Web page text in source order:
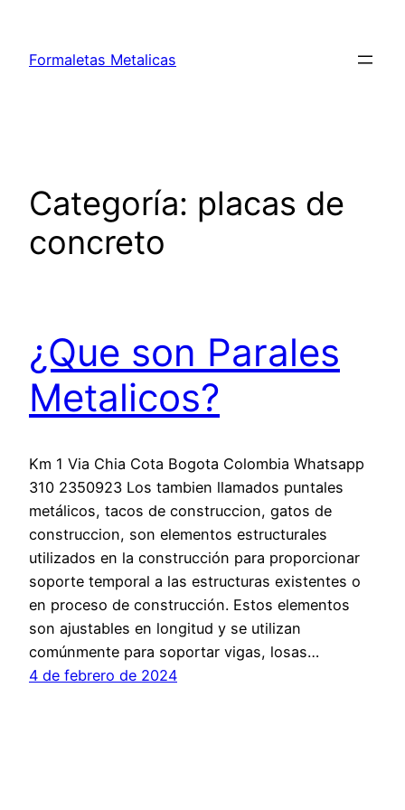
contenido
Formaletas Metalicas
Categoría: placas de
concreto
¿Que son Parales
Metalicos?
Km 1 Via Chia Cota Bogota Colombia Whatsapp
310 2350923 Los tambien llamados puntales
metálicos, tacos de construccion, gatos de
construccion, son elementos estructurales
utilizados en la construcción para proporcionar
soporte temporal a las estructuras existentes o
en proceso de construcción. Estos elementos
son ajustables en longitud y se utilizan
comúnmente para soportar vigas, losas…
4 de febrero de 2024